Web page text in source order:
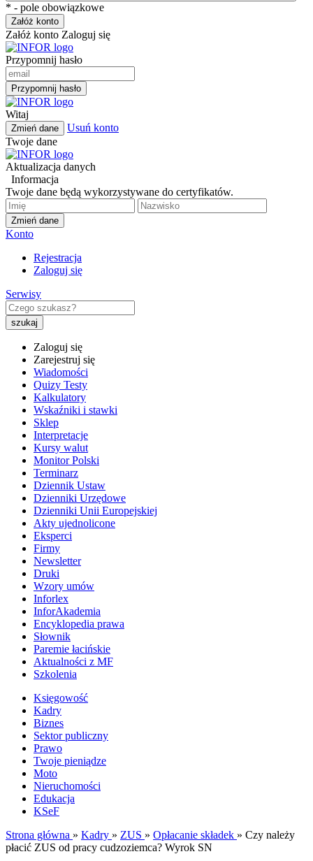
* - pole obowiązkowe
Załóż konto
Załóż konto Zaloguj się
Przypomnij hasło
Przypomnij hasło
Witaj
Zmień dane
Usuń konto
Twoje dane
Aktualizacja danych
Informacja
Twoje dane będą wykorzystywane do certyfikatów.
Zmień dane
Konto
Rejestracja
Zaloguj się
Serwisy
Zaloguj się
Zarejestruj się
Wiadomości
Quizy Testy
Kalkulatory
Wskaźniki i stawki
Sklep
Interpretacje
Kursy walut
Monitor Polski
Terminarz
Dziennik Ustaw
Dzienniki Urzędowe
Dzienniki Unii Europejskiej
Akty ujednolicone
Eksperci
Firmy
Newsletter
Druki
Wzory umów
Inforlex
InforAkademia
Encyklopedia prawa
Słownik
Paremie łacińskie
Aktualności z MF
Szkolenia
Księgowość
Kadry
Biznes
Sektor publiczny
Prawo
Twoje pieniądze
Moto
Nieruchomości
Edukacja
KSeF
Strona główna » Kadry » ZUS » Opłacanie składek » Czy należy
płacić ZUS od pracy cudzoziemca? Wyrok SN